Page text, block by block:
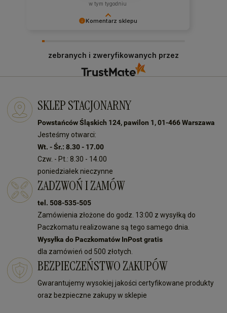
Komentarz sklepu
oczekiwaniom naszych klientów! Do zobaczenia:)
w tym tygodniu
zebranych i zweryfikowanych przez
SKLEP STACJONARNY
Powstańców Śląskich 124, pawilon 1, 01-466 Warszawa
Jesteśmy otwarci:
Wt. - Śr.: 8.30 - 17.00
Czw. - Pt.: 8.30 - 14.00
poniedziałek nieczynne
ZADZWOŃ I ZAMÓW
tel. 508-535-505
Zamówienia złożone do godz. 13:00 z wysyłką do
Paczkomatu realizowane są tego samego dnia.
Wysyłka do Paczkomatów InPost gratis
dla zamówień od 500 złotych.
BEZPIECZEŃSTWO ZAKUPÓW
Gwarantujemy wysokiej jakości certyfikowane produkty
oraz bezpieczne zakupy w sklepie